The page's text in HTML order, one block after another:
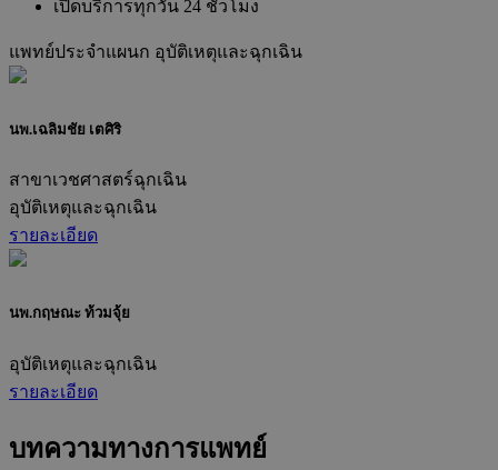
เปิดบริการทุกวัน 24 ชั่วโมง
แพทย์ประจำแผนก อุบัติเหตุและฉุกเฉิน
นพ.เฉลิมชัย เตศิริ
สาขาเวชศาสตร์ฉุกเฉิน
อุบัติเหตุและฉุกเฉิน
รายละเอียด
นพ.กฤษณะ ท้วมจุ้ย
อุบัติเหตุและฉุกเฉิน
รายละเอียด
บทความทางการแพทย์